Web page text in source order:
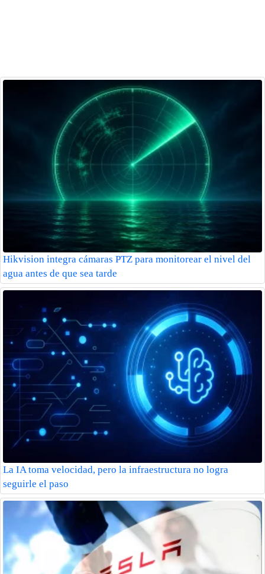
Hikvision integra cámaras PTZ para monitorear el nivel del
agua antes de que sea tarde
La IA toma velocidad, pero la infraestructura no logra
seguirle el paso